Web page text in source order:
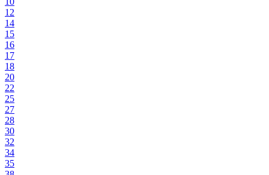
12
14
15
16
17
18
20
22
25
27
28
30
32
34
35